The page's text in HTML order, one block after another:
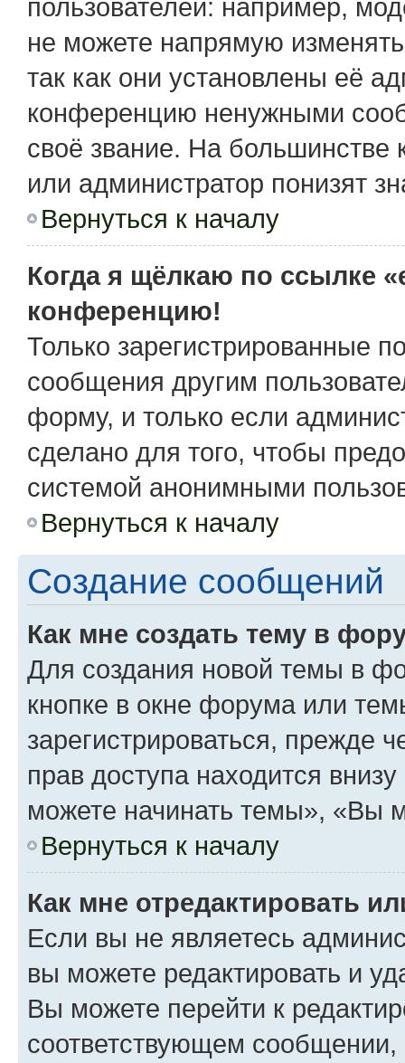
пользователей: например,
не можете напрямую
так как они установлены её
конференцию ненужными
своё звание. На
или администратор понизят
Вернуться к началу
Когда я щёлкаю по ссылке
конференцию!
Только зарегистрированные
сообщения другим
форму, и только если
сделано для того, чтобы
системой анонимными
Вернуться к началу
Создание сообщений
Как мне создать тему в
Для создания новой темы в
кнопке в окне форума или
зарегистрироваться, прежде
прав доступа находится
можете начинать темы», «Вы
Вернуться к началу
Как мне отредактировать
Если вы не являетесь
вы можете редактировать и
Вы можете перейти к
соответствующем сообщении,